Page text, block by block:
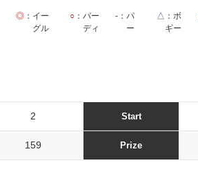
◎：イー
グル
○：バー
ディ
- ：パ
ー
△ ：ボ
ギー
2 Start
159 Prize